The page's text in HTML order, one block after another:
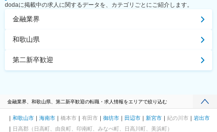
dodaに掲載中の求人に関するデータを、カテゴリごとにご紹介します。
金融業界
和歌山県
第二新卒歓迎
金融業界、和歌山県、第二新卒歓迎の転職・求人情報をエリアで絞り込む
和歌山市 海南市 橋本市 有田市 御坊市 田辺市 新宮市 紀の川市
岩出市
日高郡（日高町、由良町、印南町、みなべ町、日高川町、美浜町）